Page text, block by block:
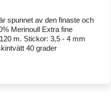
spunnet av den finaste och
Merinoull Extra fine
m. Stickor: 3,5 - 4 mm
40 grader